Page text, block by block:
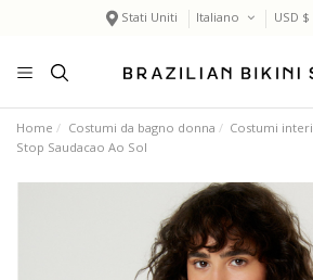
Stati Uniti Italiano USD $
Home Costumi da bagno donna Costumi interi
Stop Saudacao Ao Sol